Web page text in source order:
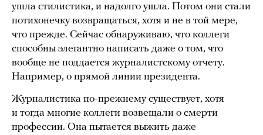
ушла стилистика, и надолго ушла. Потом они стали
потихонечку возвращаться, хотя и не в той мере,
что прежде. Сейчас обнаруживаю, что коллеги
способны элегантно написать даже о том, что
вообще не поддается журналистскому отчету.
Например, о прямой линии президента.
Журналистика по-прежнему существует, хотя
и тогда многие коллеги возвещали о смерти
профессии. Она пытается выжить даже